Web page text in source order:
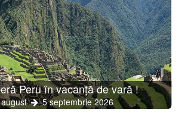
Peru în vacanță de vară !
5 septembrie 2026